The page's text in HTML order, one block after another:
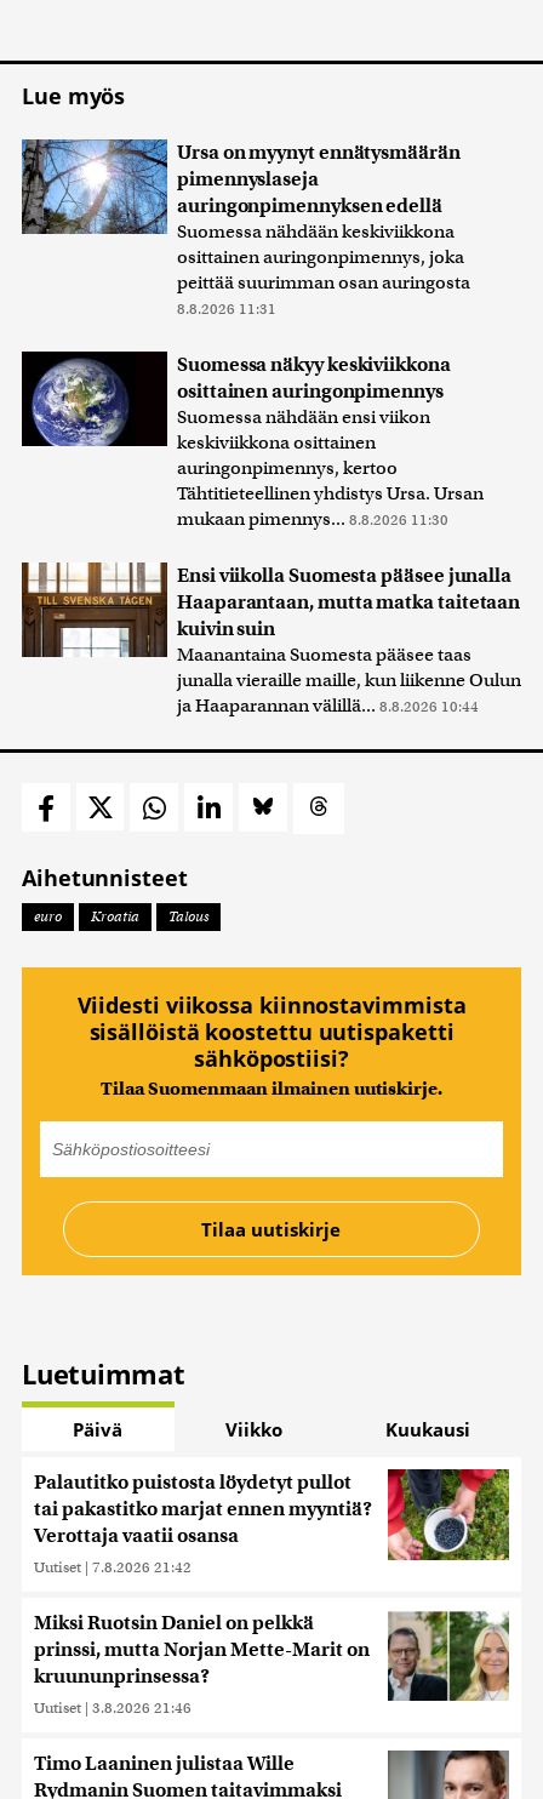
Lue myös
Ursa on myynyt ennätysmäärän
pimennyslaseja
auringonpimennyksen edellä
Suomessa nähdään keskiviikkona
osittainen auringonpimennys, joka
peittää suurimman osan auringosta
8.8.2026 11:31
Suomessa näkyy keskiviikkona
osittainen auringonpimennys
Suomessa nähdään ensi viikon
keskiviikkona osittainen
auringonpimennys, kertoo
Tähtitieteellinen yhdistys Ursa. Ursan
mukaan pimennys... 8.8.2026 11:30
Ensi viikolla Suomesta pääsee junalla
Haaparantaan, mutta matka taitetaan
kuivin suin
Maanantaina Suomesta pääsee taas
junalla vieraille maille, kun liikenne Oulun
ja Haaparannan välillä... 8.8.2026 10:44
Aihetunnisteet
euro Kroatia Talous
Viidesti viikossa kiinnostavimmista
sisällöistä koostettu uutispaketti
sähköpostiisi?
Tilaa Suomenmaan ilmainen uutiskirje.
Luetuimmat
Päivä Viikko Kuukausi
Palautitko puistosta löydetyt pullot
tai pakastitko marjat ennen myyntiä?
Verottaja vaatii osansa
Uutiset | 7.8.2026 21:42
Miksi Ruotsin Daniel on pelkkä
prinssi, mutta Norjan Mette-Marit on
kruununprinsessa?
Uutiset | 3.8.2026 21:46
Timo Laaninen julistaa Wille
Rydmanin Suomen taitavimmaksi